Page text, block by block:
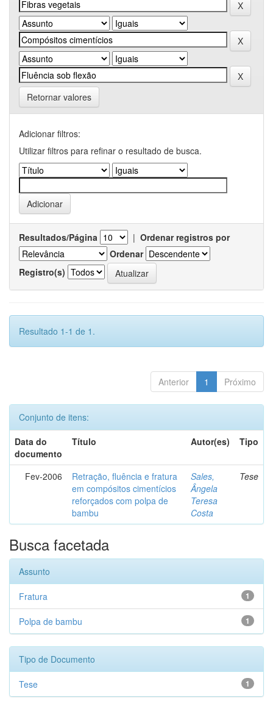
Retornar valores
Adicionar filtros:
Utilizar filtros para refinar o resultado de busca.
Resultados/Página | Ordenar registros por
Ordenar
Registro(s)
Resultado 1-1 de 1.
Anterior 1 Próximo
Conjunto de itens:
Data do
documento
Título Autor(es) Tipo
Fev-2006
Retração, fluência e fratura
em compósitos cimentícios
reforçados com polpa de
bambu
Sales,
Ângela
Teresa
Costa
Tese
Busca facetada
Assunto
1
Fratura
1
Polpa de bambu
Tipo de Documento
1
Tese